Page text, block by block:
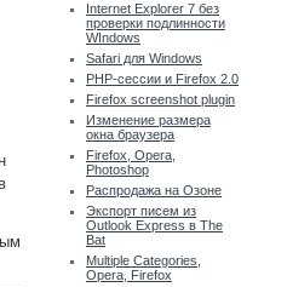
Internet Explorer 7 без
проверки подлинности
WIndows
Safari для Windows
PHP-сессии и Firefox 2.0
Firefox screenshot plugin
Изменение размера
окна браузера
Firefox, Opera,
Photoshop
Распродажа на Озоне
Экспорт писем из
Outlook Express в The
Bat
Multiple Categories,
Opera, Firefox